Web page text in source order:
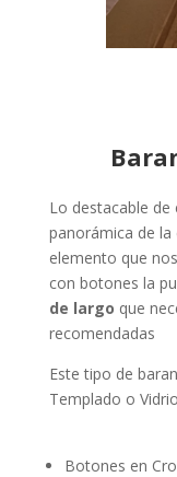
Lo destacable
panorámica de
elemento que
con botones la
de largo que
recomendadas
Este tipo de
Templado o
Botones en